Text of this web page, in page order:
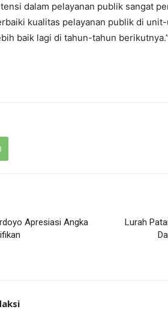
dalam pelayanan publik sangat
kualitas pelayanan publik di
baik lagi di tahun-tahun
Apresiasi Angka
Lurah